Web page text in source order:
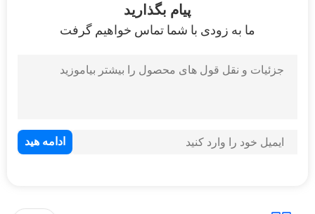
پیام بگذارید
ما به زودی با شما تماس خواهیم گرفت